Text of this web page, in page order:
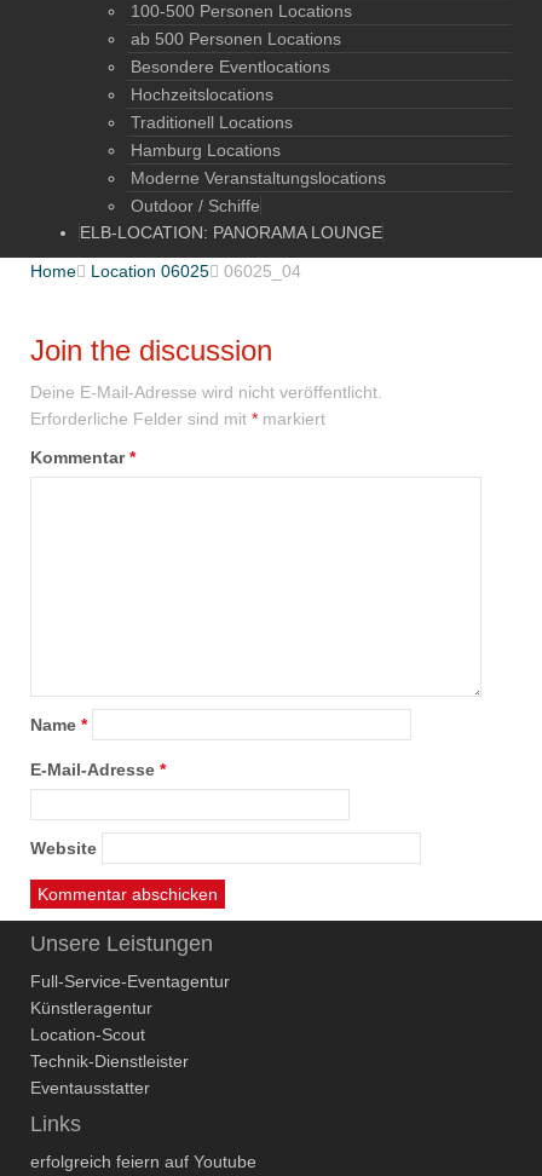
100-500 Personen Locations
ab 500 Personen Locations
Besondere Eventlocations
Hochzeitslocations
Traditionell Locations
Hamburg Locations
Moderne Veranstaltungslocations
Outdoor / Schiffe
ELB-LOCATION: PANORAMA LOUNGE
Home Location 06025 06025_04
Join the discussion
Deine E-Mail-Adresse wird nicht veröffentlicht.
Erforderliche Felder sind mit * markiert
Kommentar*
Name *
E-Mail-Adresse *
Website
Unsere Leistungen
Full-Service-Eventagentur
Künstleragentur
Location-Scout
Technik-Dienstleister
Eventausstatter
Links
erfolgreich feiern auf Youtube